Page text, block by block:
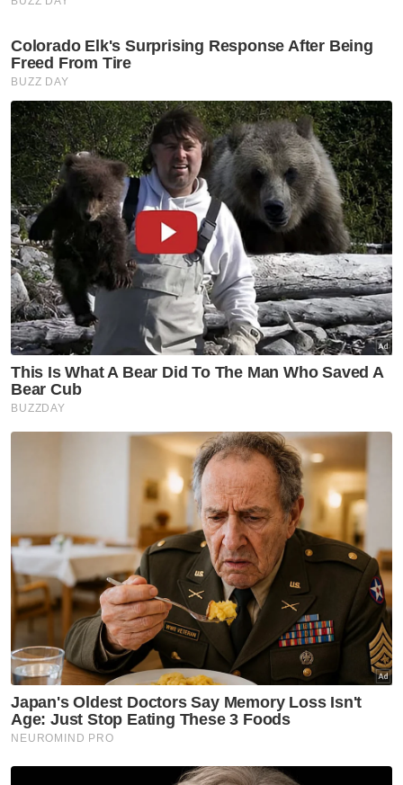
Jelas beliau, semua agensi kerajaan
mahupun swasta seharusnya menerima
penggunaan sijil kelahiran bagi ibu bapa yang
berurusan dengan pihak mereka terutama
yang masih menunggu kelulusan
permohonan MyKid.
Menurutnya, ia adalah dokumen yang sah
dan dikeluarkan oleh kerajaan dan pihak
berkenaan disarankan mengguna pakai sijil
kelahiran anak sebagai pengganti atau
dokumen pengenalan diri.
"JPN menyeru kepada semua agensi
kerajaan dan swasta supaya menerima sijil
kelahiran untuk sebarang urusan kanak-
kanak, sama ada kegunaan sekolah atau
pusat kesihatan.
Artikel Berkaitan:
80 kanak-kanak di depot Imigresen dipindah dalam
masa terdekat
JPN jawab isu tular ‘54,000 warga China dalam
proses warganegara’
Dasar mineral negara dibangunkan dalam tempoh